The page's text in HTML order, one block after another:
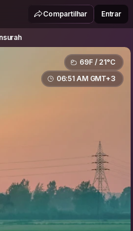
Al-MansurahCompartilhar Entrar
69F / 21°C
06:51 AM GMT+3